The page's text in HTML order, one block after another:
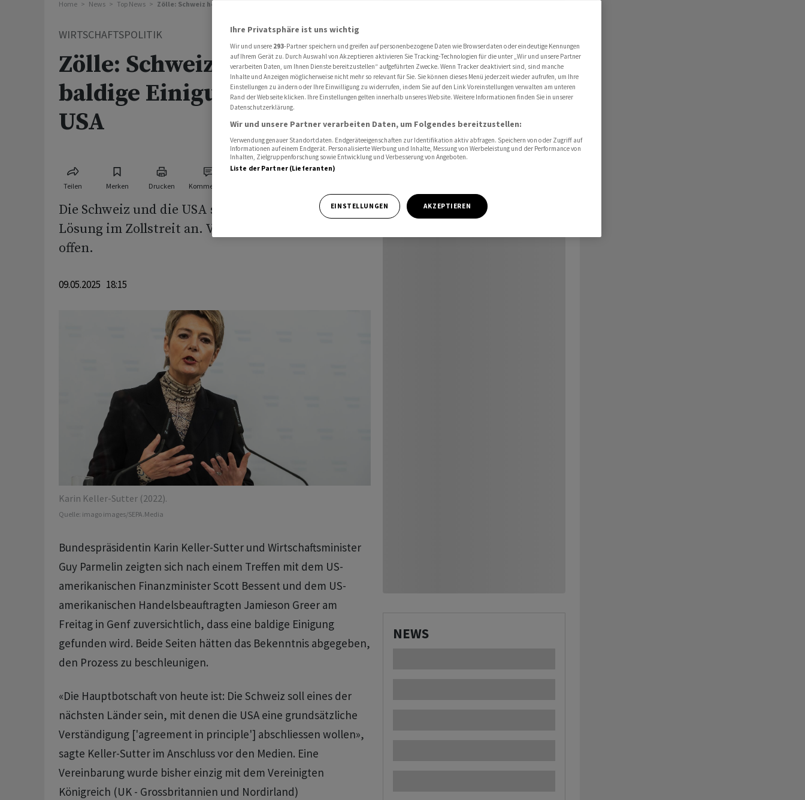
Home News Top News Zölle: Schweiz hofft auf baldige Einigung mit den USA
WIRTSCHAFTSPOLITIK
Zölle: Schweiz hofft auf
baldige Einigung mit den
USA
Teilen Merken Drucken Kommentare
Die Schweiz und die USA streben eine rasche
Lösung im Zollstreit an. Viele Fragen bleiben noch
offen.
09.05.2025 18:15
Karin Keller-Sutter (2022).
Quelle: imago images/SEPA.Media
Bundespräsidentin Karin Keller-Sutter und Wirtschaftsminister
Guy Parmelin zeigten sich nach einem Treffen mit dem US-
amerikanischen Finanzminister Scott Bessent und dem US-
amerikanischen Handelsbeauftragten Jamieson Greer am
Freitag in Genf zuversichtlich, dass eine baldige Einigung
gefunden wird. Beide Seiten hätten das Bekenntnis abgegeben,
den Prozess zu beschleunigen.
«Die Hauptbotschaft von heute ist: Die Schweiz soll eines der
nächsten Länder sein, mit denen die USA eine grundsätzliche
Verständigung ['agreement in principle'] abschliessen wollen»,
sagte Keller-Sutter im Anschluss vor den Medien. Eine
Vereinbarung wurde bisher einzig mit dem Vereinigten
Königreich (UK - Grossbritannien und Nordirland)
NEWS
Ihre Privatsphäre ist uns wichtig
Wir und unsere 293-Partner speichern und greifen auf personenbezogene Daten wie Browserdaten oder eindeutige Kennungen
auf Ihrem Gerät zu. Durch Auswahl von Akzeptieren aktivieren Sie Tracking-Technologien für die unter „Wir und unsere Partner
verarbeiten Daten, um Ihnen Dienste bereitzustellen“ aufgeführten Zwecke. Wenn Tracker deaktiviert sind, sind manche
Inhalte und Anzeigen möglicherweise nicht mehr so relevant für Sie. Sie können dieses Menü jederzeit wieder aufrufen, um Ihre
Einstellungen zu ändern oder Ihre Einwilligung zu widerrufen, indem Sie auf den Link Voreinstellungen verwalten am unteren
Rand der Webseite klicken. Ihre Einstellungen gelten innerhalb unseres Website. Weitere Informationen finden Sie in unserer
Datenschutzerklärung.
Wir und unsere Partner verarbeiten Daten, um Folgendes bereitzustellen:
Verwendung genauer Standortdaten. Endgeräteeigenschaften zur Identifikation aktiv abfragen. Speichern von oder Zugriff auf
Informationen auf einem Endgerät. Personalisierte Werbung und Inhalte, Messung von Werbeleistung und der Performance von
Inhalten, Zielgruppenforschung sowie Entwicklung und Verbesserung von Angeboten.
Liste der Partner (Lieferanten)
EINSTELLUNGEN AKZEPTIEREN